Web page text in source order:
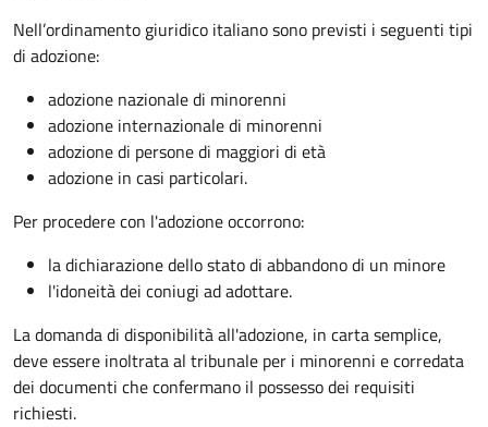
Nell’ordinamento giuridico italiano sono previsti i seguenti tipi
di adozione:
adozione nazionale di minorenni
adozione internazionale di minorenni
adozione di persone di maggiori di età
adozione in casi particolari.
Per procedere con l'adozione occorrono:
la dichiarazione dello stato di abbandono di un minore
l'idoneità dei coniugi ad adottare.
La domanda di disponibilità all'adozione, in carta semplice,
deve essere inoltrata al tribunale per i minorenni e corredata
dei documenti che confermano il possesso dei requisiti
richiesti.